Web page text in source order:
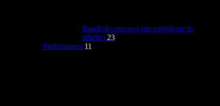
Bandi di concorso (da pubblicare in
tabelle) 23
Performance 11